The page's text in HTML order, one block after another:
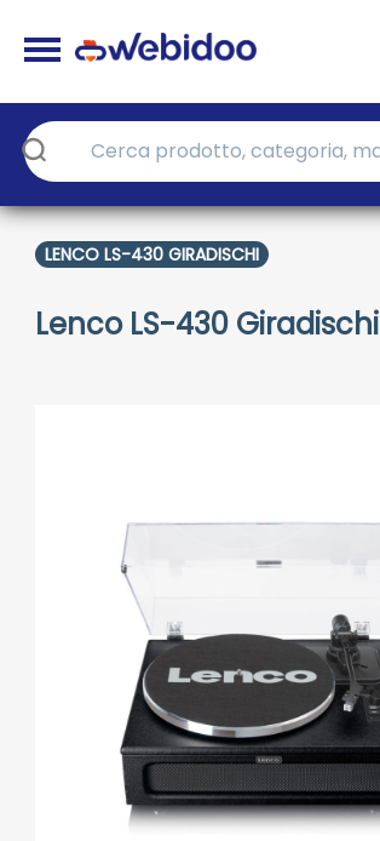
LENCO LS-430 GIRADISCHI
Lenco LS-430 Giradischi